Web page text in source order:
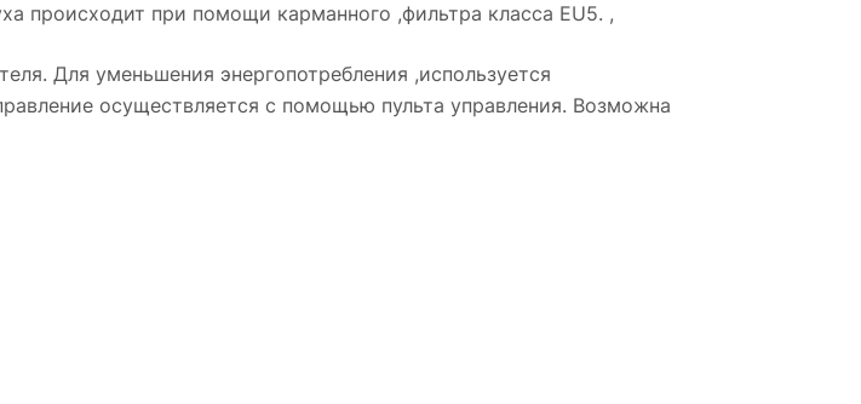
происходит при помощи карманного ,фильтра класса EU5. ,
Для уменьшения энергопотребления ,используется
осуществляется с помощью пульта управления. Возможна